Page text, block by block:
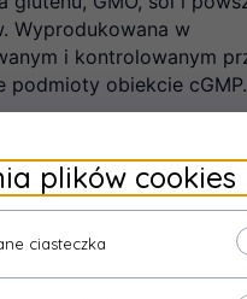
Wyprodukowana w
i kontrolowanym
podmioty obiekcie cGMP.
w Porcji
Matryca
W
plików cookies
ciasteczka